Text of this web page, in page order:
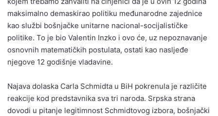
maksimalno demaskirao politiku međunarodne zajednice
kao službi bošnjačke unitarne nacional-socijalističke
politike. To je bio Valentin Inzko i ovo će, uz nepoznavanje
osnovnih matematičkih postulata, ostati kao nasljeđe
njegove 12 godišnje vladavine.
Najava dolaska Carla Schmidta u BiH pokrenula je različite
reakcije kod predstavnika sva tri naroda. Srpska strana
dovodi u pitanje legitimnost Schmidtovog izbora, bošnjački